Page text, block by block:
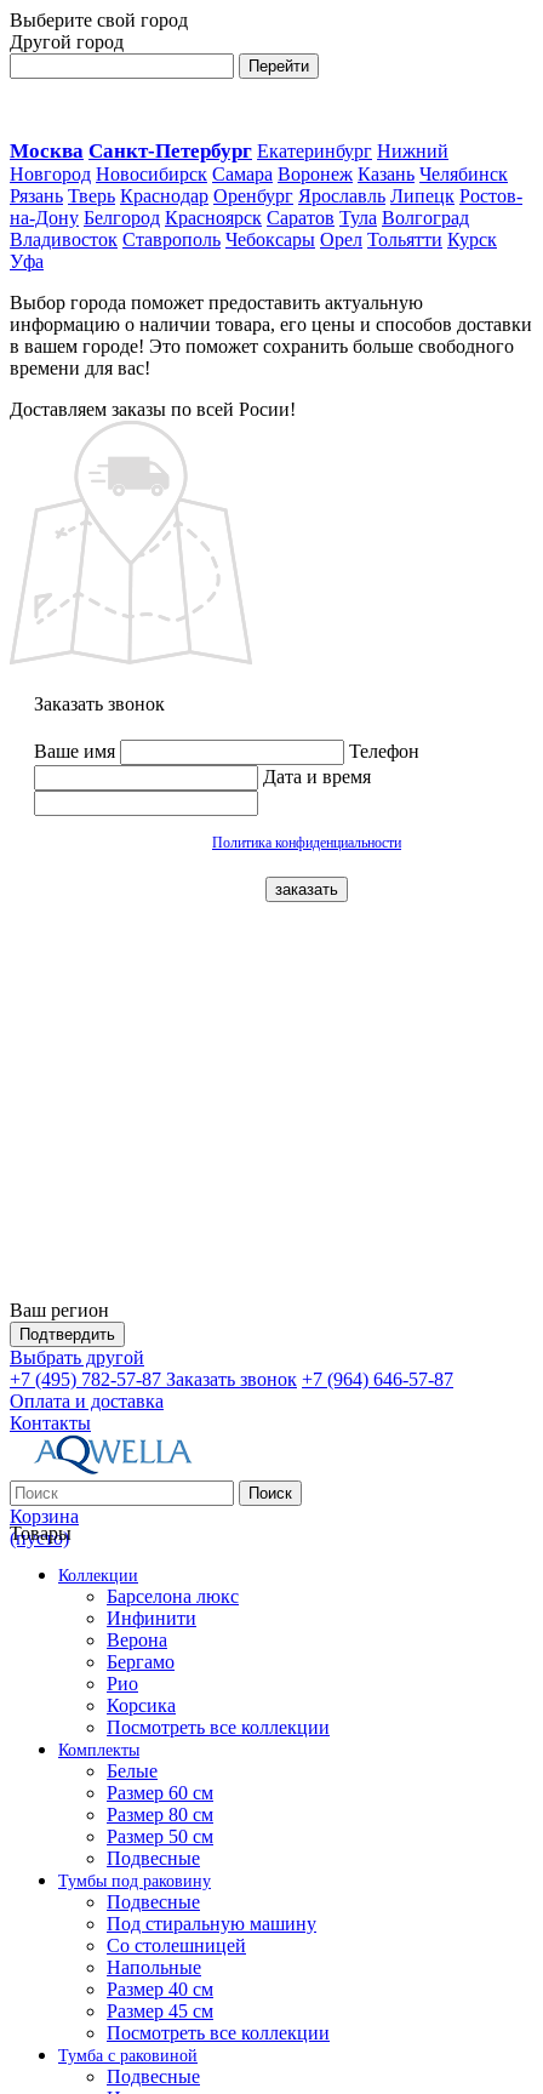
Выберите свой город
Другой город
Перейти
Москва Санкт-Петербург Екатеринбург Нижний
Новгород Новосибирск Самара Воронеж Казань Челябинск
Рязань Тверь Краснодар Оренбург Ярославль Липецк Ростов-
на-Дону Белгород Красноярск Саратов Тула Волгоград
Владивосток Ставрополь Чебоксары Орел Тольятти Курск
Уфа
Выбор города поможет предоставить актуальную
информацию о наличии товара, его цены и способов доставки
в вашем городе! Это поможет сохранить больше свободного
времени для вас!
Доставляем заказы по всей Росии!
Заказать звонок
Ваше имя
Телефон
Дата и время
Политика конфиденциальности
заказать
Ваш регион
Подтвердить
Выбрать другой
+7 (495) 782-57-87 Заказать звонок +7 (964) 646-57-87
Оплата и доставка
Контакты
Поиск
Корзина
(пусто)
Товары
Коллекции
Барселона люкс
Инфинити
Верона
Бергамо
Рио
Корсика
Посмотреть все коллекции
Комплекты
Белые
Размер 60 см
Размер 80 см
Размер 50 см
Подвесные
Тумбы под раковину
Подвесные
Под стиральную машину
Со столешницей
Напольные
Размер 40 см
Размер 45 см
Посмотреть все коллекции
Тумба с раковиной
Подвесные